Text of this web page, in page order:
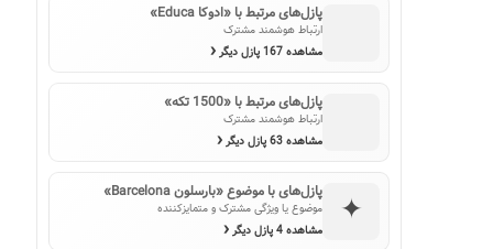
پازل‌های مرتبط با «ادوکا Educa»
ارتباط هوشمند مشترک
مشاهده 167 پازل دیگر
‹
پازل‌های مرتبط با «1500 تکه»
ارتباط هوشمند مشترک
مشاهده 63 پازل دیگر
‹
✦ پازل‌های با موضوع «بارسلون Barcelona»
موضوع یا ویژگی مشترک و متمایزکننده
مشاهده 4 پازل دیگر
‹